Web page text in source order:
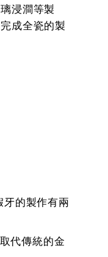
浸澗等製
成全瓷的製
的製作有兩
代傳統的金